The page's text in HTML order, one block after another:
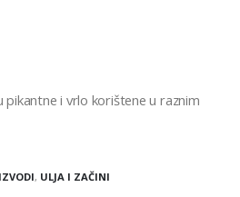
pikantne i vrlo korištene u raznim
, ULJA I ZAČINI